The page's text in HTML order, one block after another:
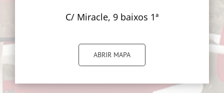
C/ Miracle, 9 baixos 1ª
ABRIR MAPA